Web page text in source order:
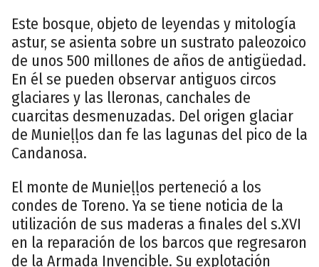
Este bosque, objeto de leyendas y mitología
astur, se asienta sobre un sustrato paleozoico
de unos 500 millones de años de antigüedad.
En él se pueden observar antiguos circos
glaciares y las lleronas, canchales de
cuarcitas desmenuzadas. Del origen glaciar
de Munieḷḷos dan fe las lagunas del pico de la
Candanosa.
El monte de Munieḷḷos perteneció a los
condes de Toreno. Ya se tiene noticia de la
utilización de sus maderas a finales del s.XVI
en la reparación de los barcos que regresaron
de la Armada Invencible. Su explotación